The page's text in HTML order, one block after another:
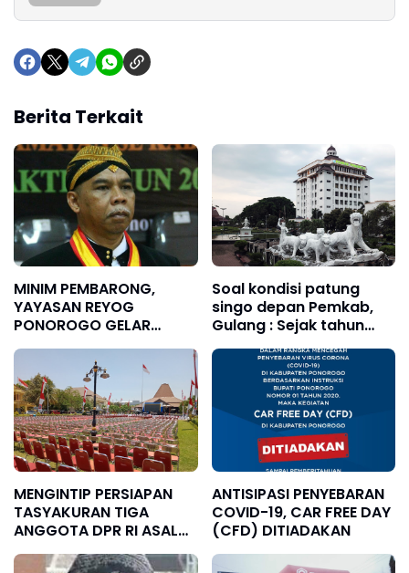
Berita Terkait
MINIM PEMBARONG,
YAYASAN REYOG
PONOROGO GELAR
PELATIHAN PEMBARONG
Soal kondisi patung
singo depan Pemkab,
Gulang : Sejak tahun
kemarin sudah kita
usulkan...
MENGINTIP PERSIAPAN
TASYAKURAN TIGA
ANGGOTA DPR RI ASAL
PONOROGO DENGAN
HADIRKAN KRISDAYANTI
ANTISIPASI PENYEBARAN
COVID-19, CAR FREE DAY
(CFD) DITIADAKAN